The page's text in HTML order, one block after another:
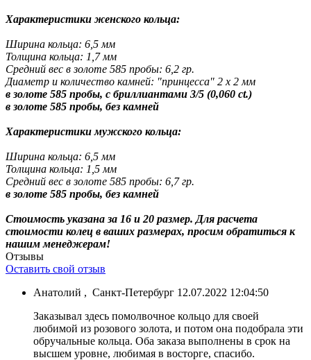
Характеристики женского кольца:
Ширина кольца: 6,5 мм
Толщина кольца: 1,7 мм
Средний вес в золоте 585 пробы: 6,2 гр.
Диаметр и количество камней: "принцесса" 2 х 2 мм
в золоте 585 пробы, с бриллиантами 3/5 (0,060 ct.)
в золоте 585 пробы, без камней
Характеристики мужского кольца:
Ширина кольца: 6,5 мм
Толщина кольца: 1,5 мм
Средний вес в золоте 585 пробы: 6,7 гр.
в золоте 585 пробы, без камней
Стоимость указана за 16 и 20 размер. Для расчета
стоимости колец в ваших размерах, просим обратиться к
нашим менеджерам!
Отзывы
Оставить свой отзыв
Анатолий , Санкт-Петербург 12.07.2022 12:04:50
Заказывал здесь помолвочное кольцо для своей
любимой из розового золота, и потом она подобрала эти
обручальные кольца. Оба заказа выполнены в срок на
высшем уровне, любимая в восторге, спасибо.